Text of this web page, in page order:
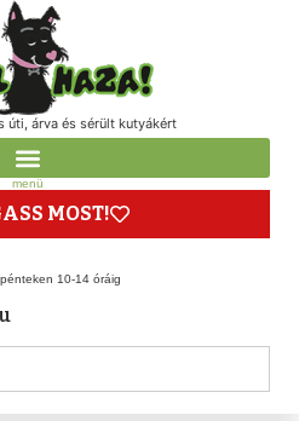
úti, árva és sérült kutyákért
menü
MOST!
10-14 óráig